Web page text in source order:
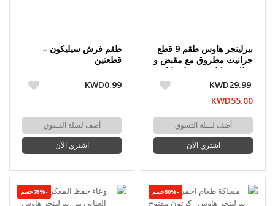
بيرلينجر هاوس طقم 9 قطع
جرانيت مطروق مع مقبض و
غطاء ستانلس ستييل طناجر
30+26+22 سم ؤ مقاليKWD29.99
KWD55.00
أضف لسلة التسوق
اشتري الآن
طقم فرش سيليكون –
قطعتين
KWD0.99
أضف لسلة التسوق
اشتري الآن
-50%حسم -76%حسم